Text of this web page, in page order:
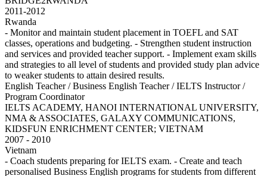
2011-2012
Rwanda
- Monitor and maintain student placement in TOEFL and SAT
classes, operations and budgeting. - Strengthen student instruction
and services and provided teacher support. - Implement exam skills
and strategies to all level of students and provided study plan advice
to weaker students to attain desired results.
English Teacher / Business English Teacher / IELTS Instructor /
Program Coordinator
IELTS ACADEMY, HANOI INTERNATIONAL UNIVERSITY,
NMA & ASSOCIATES, GALAXY COMMUNICATIONS,
KIDSFUN ENRICHMENT CENTER; VIETNAM
2007 - 2010
Vietnam
- Coach students preparing for IELTS exam. - Create and teach
personalised Business English programs for students from different